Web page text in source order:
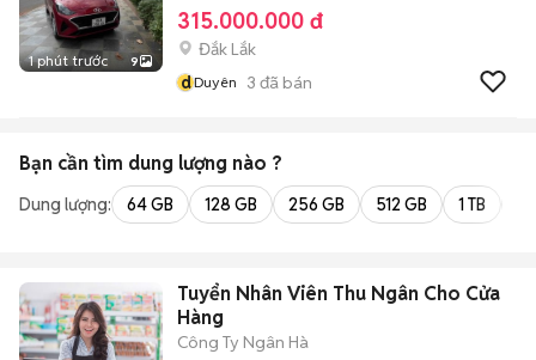
1 phút trước 9
315.000.000 đ
Đắk Lắk
dDuyên 3 đã bán
Bạn cần tìm dung lượng nào ?
Dung lượng: 64 GB 128 GB 256 GB 512 GB 1 TB
Tuyển Nhân Viên Thu Ngân Cho Cửa
Hàng
Công Ty Ngân Hà